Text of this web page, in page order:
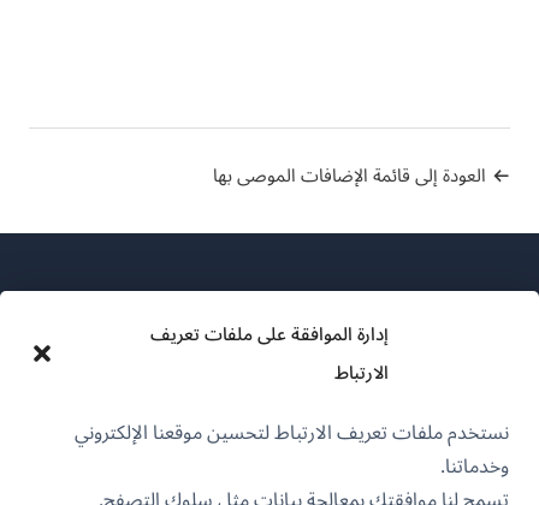
إدارة الموافقة على ملفات تعريف
الارتباط
نستخدم ملفات تعريف الارتباط لتحسين موقعنا الإلكتروني
وخدماتنا.
العودة إلى قائمة الإضافات الموصى بها
سياسة GDPR والخصوصية
انضم إلى فريقنا (يفتح